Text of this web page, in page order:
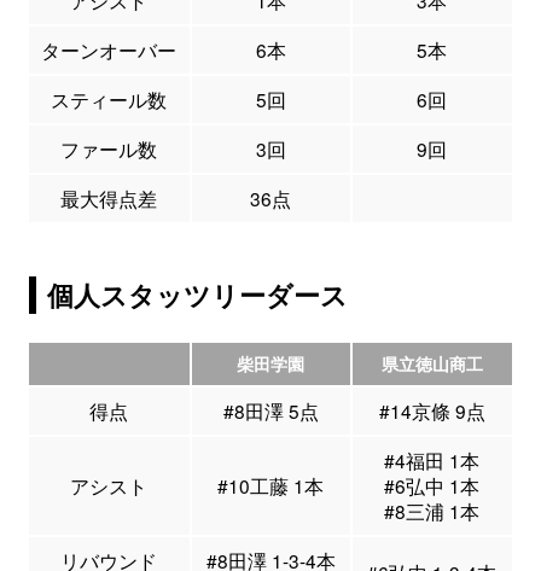
ターンオーバー
6本
5本
スティール数
5回
6回
ファール数
3回
9回
最大得点差
36点
個人スタッツリーダース
柴田学園 県立徳山商工
得点 #8田澤 5点 #14京條 9点
アシスト #10工藤 1本
#4福田 1本
#6弘中 1本
#8三浦 1本
リバウンド
#8田澤 1-3-4本